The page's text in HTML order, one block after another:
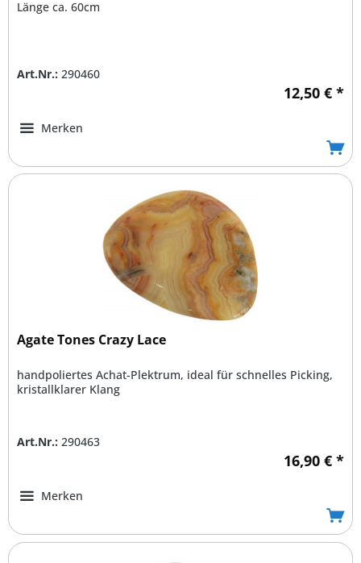
Länge ca. 60cm
Art.Nr.: 290460
12,50 € *
Merken
Agate Tones Crazy Lace
handpoliertes Achat-Plektrum, ideal für schnelles Picking,
kristallklarer Klang
Art.Nr.: 290463
16,90 € *
Merken